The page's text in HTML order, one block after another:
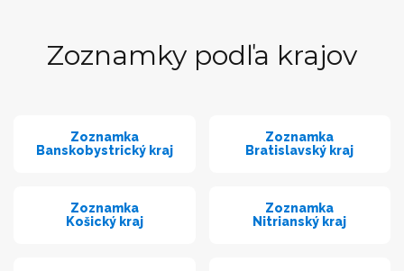
Zoznamky podľa krajov
Zoznamka
Banskobystrický kraj
Zoznamka
Bratislavský kraj
Zoznamka
Košický kraj
Zoznamka
Nitrianský kraj